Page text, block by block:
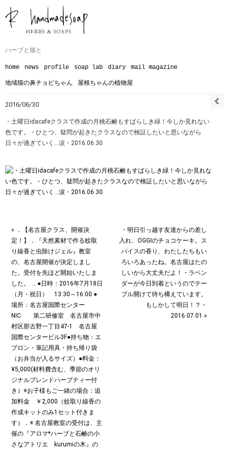
ハーブと猫と
home news profile soap lab diary mail magazine
地域猫の鼻チョビちゃん 屋根ちゃんの植物屋
2016/06/30
・土曜日idacafeクラスで作成の月桃石鹸もすばらしき緑！今しか見れない
色です。・ひとつ、疑問が起きたクラスなので検証したいと思いながら
日々が過ぎていく…涙・2016.06.30
« ．【名古屋クラス、開催決
定！】．『天然素材で作る蚊取
り線香と虫除けジェル』教室
の、名古屋開催が決定しまし
た。受付を先ほど開始いたしま
した。 ．●日時：2016年7月18日
（月・祝日） 13:30～16:00 ●
場所：名古屋国際センター
NIC 第二研修室 名古屋市中
村区那古野一丁目47-1 名古屋
国際センタービル3F●持ち物：エ
プロン・筆記用具・持ち帰り袋
（お弁当が入るサイズ）●料金：
¥5,000(材料費含む、季節のオリ
ジナルブレンドハーブティー付
き）※お子様もご一緒の場合：追
加料金 ￥2,000（蚊取り線香の
作成キットのみ1セット付きま
す）．※ 名古屋教室の受付は、主
催の『アロマ*ハーブと石鹸の小
さなアトリエ kurumiの木』の
・明日引っ越す友達からの差し
入れ、OGGIのチョコケーキ。ス
パイスの香り、わたしたちもい
ろいろあったね。名古屋はたの
しいから大丈夫だよ！・ラベン
ダーが今日到着というのでテー
ブル開けて待ち構えています。
もしかして明日！？・
2016.07.01 »